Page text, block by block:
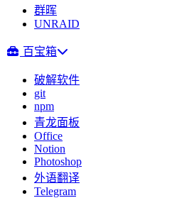
群晖
UNRAID
百宝箱
破解软件
git
npm
青龙面板
Office
Notion
Photoshop
外语翻译
Telegram